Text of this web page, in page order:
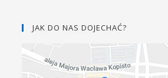
JAK DO NAS DOJECHAĆ?